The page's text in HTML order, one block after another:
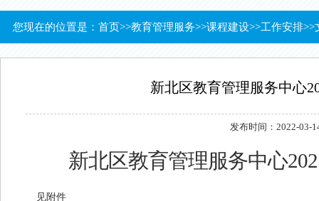
您现在的位置是： 首页>>教育管理服务>>课程建设>>工作安排>>
新北区教育管理服务中心
发布时间：2022-03-
新北区教育管理服务中心
见附件